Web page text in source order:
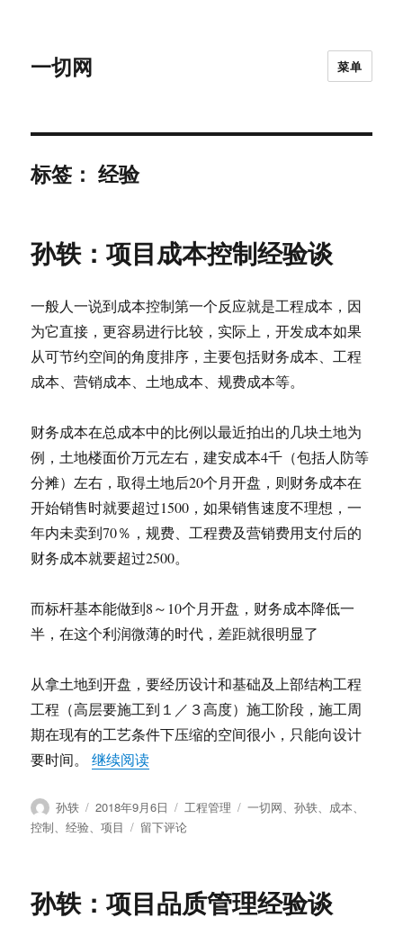
一切网 菜单
标签：经验
孙轶：项目成本控制经验谈
一般人一说到成本控制第一个反应就是工程成本，因
为它直接，更容易进行比较，实际上，开发成本如果
从可节约空间的角度排序，主要包括财务成本、工程
成本、营销成本、土地成本、规费成本等。
财务成本在总成本中的比例以最近拍出的几块土地为
例，土地楼面价万元左右，建安成本4千（包括人防等
分摊）左右，取得土地后20个月开盘，则财务成本在
开始销售时就要超过1500，如果销售速度不理想，一
年内未卖到70％，规费、工程费及营销费用支付后的
财务成本就要超过2500。
而标杆基本能做到8～10个月开盘，财务成本降低一
半，在这个利润微薄的时代，差距就很明显了
从拿土地到开盘，要经历设计和基础及上部结构工程
工程（高层要施工到１／３高度）施工阶段，施工周
期在现有的工艺条件下压缩的空间很小，只能向设计
要时间。继续阅读“孙轶：项目成本控制经验谈”
作
者
孙轶
发
布
2018年9月6日
分
类
工程管理
标
一切网、孙轶、 成本、
控制、经验、项目
于
目
成
留下评论
孙轶：项目品质管理经验谈